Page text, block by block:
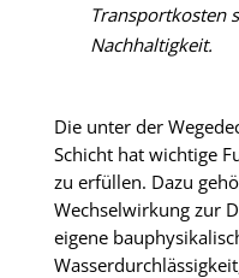
Transportkosten
Nachhaltigkeit.
Die unter der
Schicht hat wichtige
zu erfüllen. Dazu
Wechselwirkung zur
eigene